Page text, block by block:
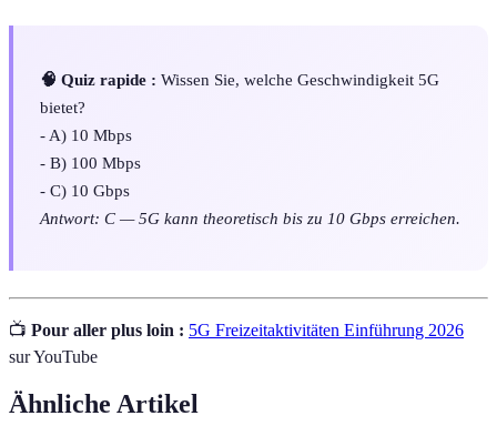
🧠 Quiz rapide : Wissen Sie, welche Geschwindigkeit 5G
bietet?
- A) 10 Mbps
- B) 100 Mbps
- C) 10 Gbps
Antwort: C — 5G kann theoretisch bis zu 10 Gbps erreichen.
📺 Pour aller plus loin : 5G Freizeitaktivitäten Einführung 2026
sur YouTube
Ähnliche Artikel